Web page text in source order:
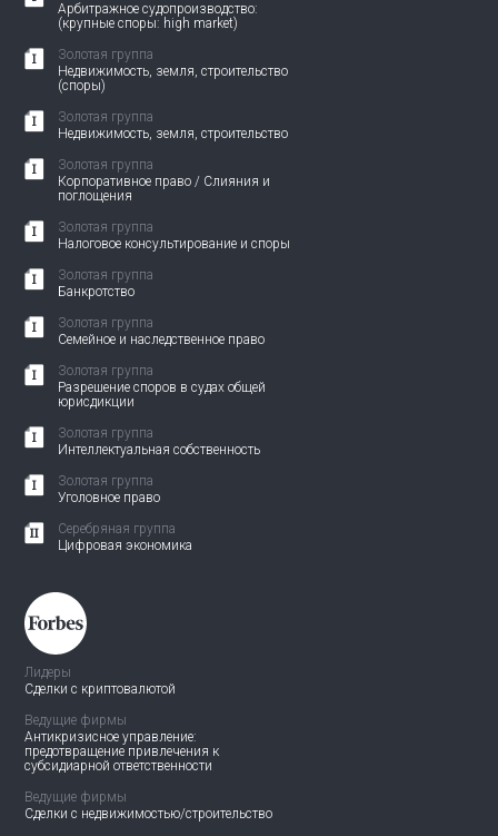
Арбитражное судопроизводство:
(крупные споры: high market)
Золотая группа
Недвижимость, земля, строительство
(споры)
Золотая группа
Недвижимость, земля, строительство
Золотая группа
Корпоративное право / Слияния и
поглощения
Золотая группа
Налоговое консультирование и споры
Золотая группа
Банкротство
Золотая группа
Семейное и наследственное право
Золотая группа
Разрешение споров в судах общей
юрисдикции
Золотая группа
Интеллектуальная собственность
Золотая группа
Уголовное право
Серебряная группа
Цифровая экономика
Лидеры
Сделки с криптовалютой
Ведущие фирмы
Антикризисное управление:
предотвращение привлечения к
субсидиарной ответственности
Ведущие фирмы
Сделки с недвижимостью/строительство